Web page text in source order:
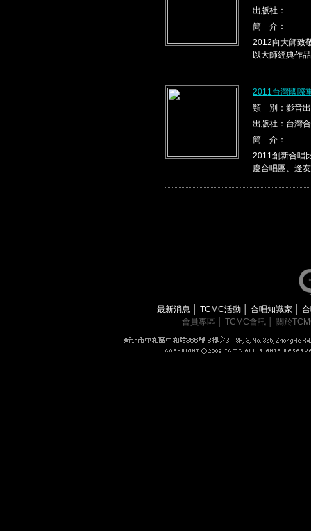
出版社：
簡 介：
2012向大師致
以大師經典作
2011台灣國際
類 別：影音
出版社：台灣
簡 介：
2011創新合唱
慶合唱團、逢
最新消息 TCMC活動 合唱知識家
會員專區
TCMC會訊 關於